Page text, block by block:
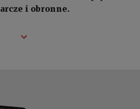
i obronne.